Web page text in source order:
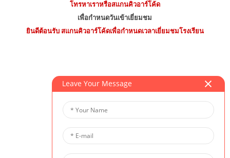
โทรหาเราหรือสแกนคิวอาร์โค้ด
เพื่อกำหนดวันเข้าเยี่ยมชม
ยินดีต้อนรับ สแกนคิวอาร์โค้ดเพื่อกำหนดเวลาเยี่ยมชมโรงเรียน
ซีไอเอส
Leave Your Message